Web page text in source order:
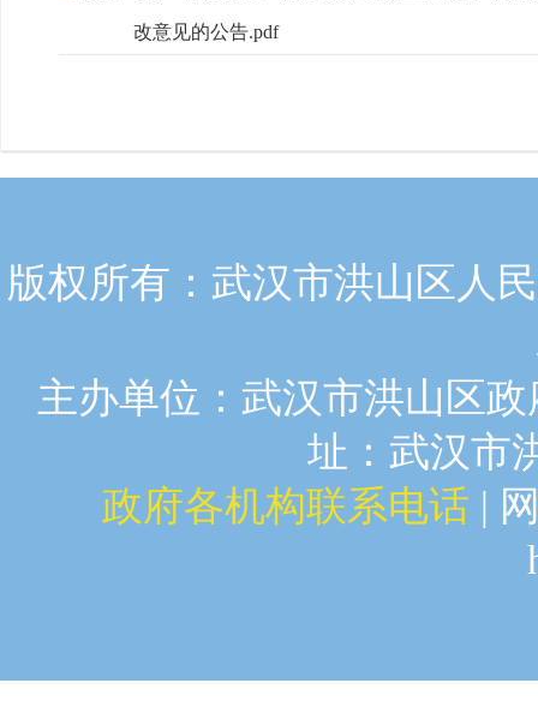
改意见的公告.pdf
版权所有：武汉市洪山区人
主办单位：武汉市洪山区
址：武汉市
政府各机构联系电话 |